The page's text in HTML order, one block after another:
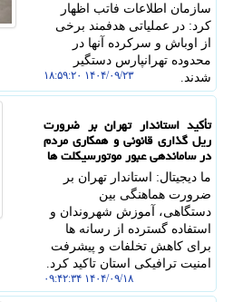
سازمان اطلاعات فاتب اظهار
کرد: در عملیاتی هدفمند برخی
از اوباش و سرکرده آنها در
محدوده تهرانپارس دستگیر
شدند.
۱۴۰۴/۰۹/۲۳ ۱۸:۵۹:۲۰
تأکید استاندار تهران بر ضرورت
ریل گذاری قانونی و همکاری مردم
در ساماندهی عبور موتورسیکلت ها
ما دیجیتال: استاندار تهران بر
ضرورت هماهنگی بین
دستگاهی، آموزش شهروندان و
استفاده گسترده از رسانه ها
برای کاهش تخلفات و پیشرفت
امنیت ترافیکی استان تاکید کرد.
۱۴۰۴/۰۹/۱۸ ۰۹:۴۲:۳۴